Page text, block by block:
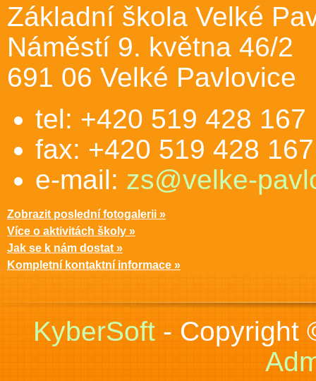
Základní škola Velké
Náměstí 9. května 46/2
691 06 Velké Pavlovice
tel: +420 519 428 167
fax: +420 519 428 167
e-mail: zs@velke-
Zobrazit poslední fotogalerii »
Více o aktivitách školy »
Jak se k nám dostat »
Kompletní kontaktní informace »
KyberSoft- Copyright